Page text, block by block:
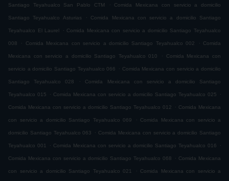
Santiago Teyahualco San Pablo CTM . Comida Mexicana con servicio a domicilio
Santiago Teyahualco Asturias . Comida Mexicana con servicio a domicilio Santiago
Teyahualco El Laurel . Comida Mexicana con servicio a domicilio Santiago Teyahualco
008 . Comida Mexicana con servicio a domicilio Santiago Teyahualco 002 . Comida
Mexicana con servicio a domicilio Santiago Teyahualco 010 . Comida Mexicana con
servicio a domicilio Santiago Teyahualco 066 . Comida Mexicana con servicio a domicilio
Santiago Teyahualco 028 . Comida Mexicana con servicio a domicilio Santiago
Teyahualco 015 . Comida Mexicana con servicio a domicilio Santiago Teyahualco 025 .
Comida Mexicana con servicio a domicilio Santiago Teyahualco 012 . Comida Mexicana
con servicio a domicilio Santiago Teyahualco 069 . Comida Mexicana con servicio a
domicilio Santiago Teyahualco 063 . Comida Mexicana con servicio a domicilio Santiago
Teyahualco 001 . Comida Mexicana con servicio a domicilio Santiago Teyahualco 016 .
Comida Mexicana con servicio a domicilio Santiago Teyahualco 068 . Comida Mexicana
con servicio a domicilio Santiago Teyahualco 021 . Comida Mexicana con servicio a